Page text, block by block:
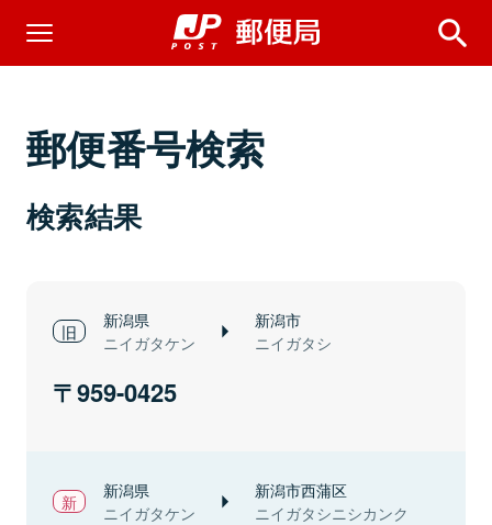
郵便番号検索
検索結果
新潟県
ニイガタケン
新潟市
ニイガタシ
959-0425
新潟県
ニイガタケン
新潟市西蒲区
ニイガタシニシカンク